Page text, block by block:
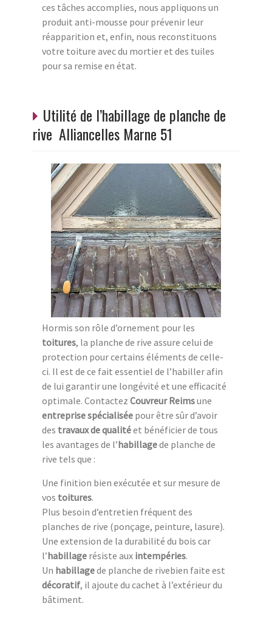
ces tâches accomplies, nous appliquons un
produit anti-mousse pour prévenir leur
réapparition et, enfin, nous reconstituons
votre toiture avec du mortier et des tuiles
pour sa remise en état.
Utilité de l’habillage de planche de
rive Alliancelles Marne 51
Hormis son rôle d’ornement pour les
toitures, la planche de rive assure celui de
protection pour certains éléments de celle-
ci. Il est de ce fait essentiel de l’habiller afin
de lui garantir une longévité et une efficacité
optimale. Contactez Couvreur Reimsune
entreprise spécialisée pour être sûr d’avoir
des travaux de qualitéet bénéficier de tous
les avantages de l’habillagede planche de
rive tels que :
Une finition bien exécutée et sur mesure de
vos toitures.
Plus besoin d’entretien fréquent des
planches de rive (ponçage, peinture, lasure).
Une extension de la durabilité du bois car
l’habillage résiste aux intempéries.
Un habillagede planche de rivebien faite est
décoratif, il ajoute du cachet à l’extérieur du
bâtiment.